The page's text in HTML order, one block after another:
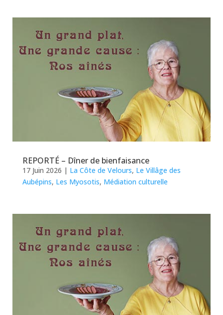
REPORTÉ – Dîner de bienfaisance
17 Juin 2026 | La Côte de Velours, Le Villâge des
Aubépins, Les Myosotis, Médiation culturelle